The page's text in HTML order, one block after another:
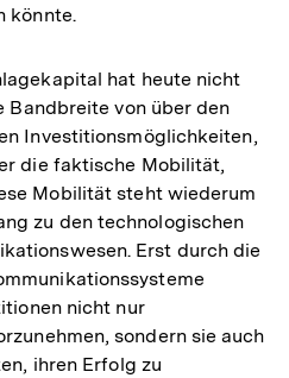
könnte.
hat heute nicht
Bandbreite von über den
Investitionsmöglichkeiten,
die faktische Mobilität,
Mobilität steht wiederum
zu den technologischen
Erst durch die
nicht nur
sondern sie auch
ihren Erfolg zu